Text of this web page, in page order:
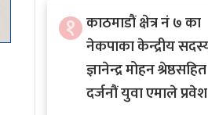
१ काठमाडौं क्षेत्र नं ७ का
नेकपाका केन्द्रीय
ज्ञानेन्द्र मोहन श्रेष्ठसहित
दर्जनौं युवा एमाले प्रवेश